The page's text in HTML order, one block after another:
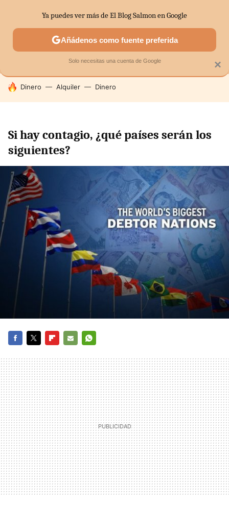
MENÚ NUEVO
ECONOMÍA DOMÉSTICA MERCADOS
HOY SE HABLA DE
Dinero Alquiler Dinero
Si hay contagio, ¿qué países serán los
siguientes?
MAIL
×
Ya puedes ver más de El Blog Salmon en Google
Añádenos como fuente preferida
Solo necesitas una cuenta de Google